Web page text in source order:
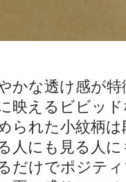
かな透け感が特
映えるビビッ
られた小紋柄は
人にも見る人に
だけでポジテ